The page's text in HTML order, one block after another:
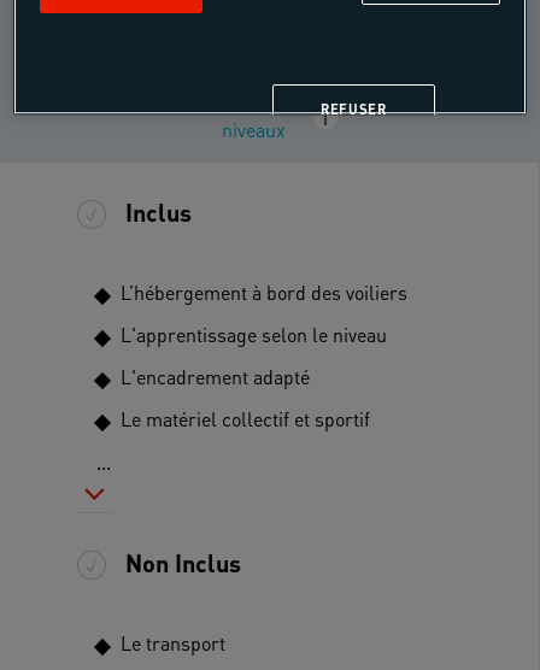
niveaux
i
Inclus
L’hébergement à bord des voiliers
L'apprentissage selon le niveau
L'encadrement adapté
Le matériel collectif et sportif
...
Non Inclus
Le transport
REFUSER